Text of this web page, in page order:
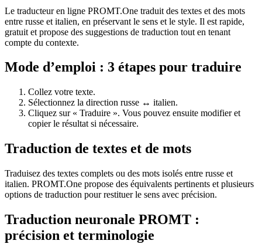
Le traducteur en ligne PROMT.One traduit des textes et des mots
entre russe et italien, en préservant le sens et le style. Il est rapide,
gratuit et propose des suggestions de traduction tout en tenant
compte du contexte.
Mode d’emploi : 3 étapes pour traduire
Collez votre texte.
Sélectionnez la direction russe ↔ italien.
Cliquez sur « Traduire ». Vous pouvez ensuite modifier et
copier le résultat si nécessaire.
Traduction de textes et de mots
Traduisez des textes complets ou des mots isolés entre russe et
italien. PROMT.One propose des équivalents pertinents et plusieurs
options de traduction pour restituer le sens avec précision.
Traduction neuronale PROMT :
précision et terminologie